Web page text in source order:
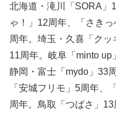
北海道・滝川「SORA」
ゃ！」12周年、「さき
周年。埼玉・久喜「クッ
11周年。岐阜「minto up
静岡・富士「mydo」33
「安城フリモ」5周年、
周年。鳥取「つばさ」